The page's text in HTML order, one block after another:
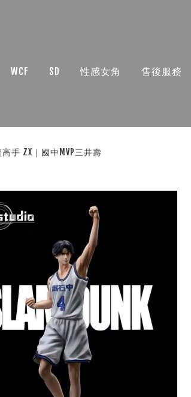
WCF
SD 性感女角 售後服務
手 ZX｜國中MVP三井壽